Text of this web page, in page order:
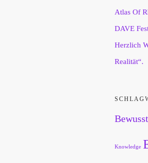
Atlas Of
DAVE
Herzlich
Realität“.
Knowledge